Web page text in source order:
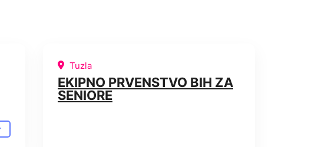
Tuzla
EKIPNO PRVENSTVO BIH ZA
SENIORE